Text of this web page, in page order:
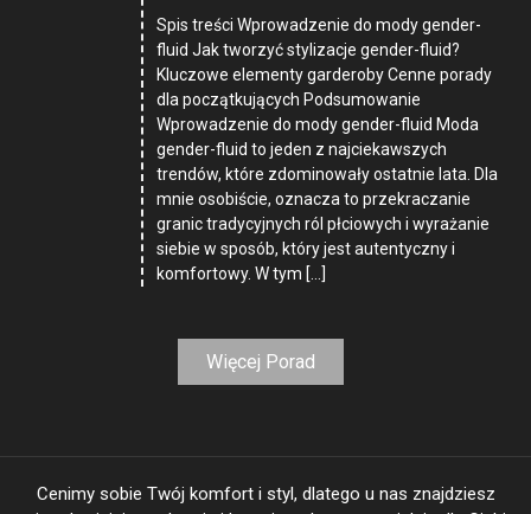
Spis treści Wprowadzenie do mody gender-
fluid Jak tworzyć stylizacje gender-fluid?
Kluczowe elementy garderoby Cenne porady
dla początkujących Podsumowanie
Wprowadzenie do mody gender-fluid Moda
gender-fluid to jeden z najciekawszych
trendów, które zdominowały ostatnie lata. Dla
mnie osobiście, oznacza to przekraczanie
granic tradycyjnych ról płciowych i wyrażanie
siebie w sposób, który jest autentyczny i
komfortowy. W tym […]
Więcej Porad
Cenimy sobie Twój komfort i styl, dlatego u nas znajdziesz